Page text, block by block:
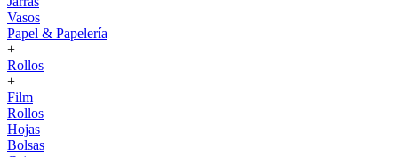
Vasos
Papel & Papelería
+
Rollos
+
Film
Rollos
Hojas
Bolsas